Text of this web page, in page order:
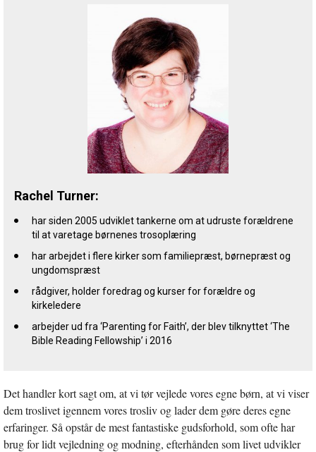
Rachel Turner:
har siden 2005 udviklet tankerne om at udruste forældrene
til at varetage børnenes trosoplæring
har arbejdet i flere kirker som familiepræst, børnepræst og
ungdomspræst
rådgiver, holder foredrag og kurser for forældre og
kirkeledere
arbejder ud fra ‘Parenting for Faith’, der blev tilknyttet ‘The
Bible Reading Fellowship’ i 2016
Det handler kort sagt om, at vi tør vejlede vores egne børn, at vi viser
dem troslivet igennem vores trosliv og lader dem gøre deres egne
erfaringer. Så opstår de mest fantastiske gudsforhold, som ofte har
brug for lidt vejledning og modning, efterhånden som livet udvikler